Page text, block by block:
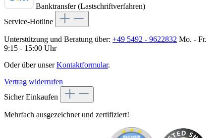
Banktransfer (Lastschriftverfahren)
Service-Hotline
Unterstützung und Beratung über: +49 5492 - 9622832 Mo. - Fr.
9:15 - 15:00 Uhr
Oder über unserKontaktformular.
Vertrag widerrufen
Sicher Einkaufen
Mehrfach ausgezeichnet und zertifiziert!